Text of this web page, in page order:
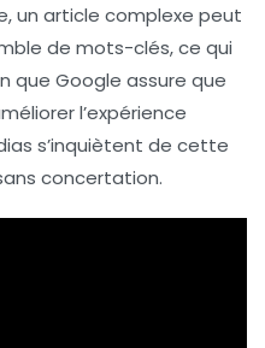
un article complexe peut
de mots-clés, ce qui
que Google assure que
l’expérience
s’inquiètent de cette
concertation.